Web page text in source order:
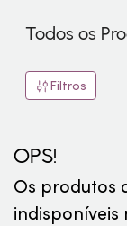
Todos os
Filtros
OPS!
Os produtos